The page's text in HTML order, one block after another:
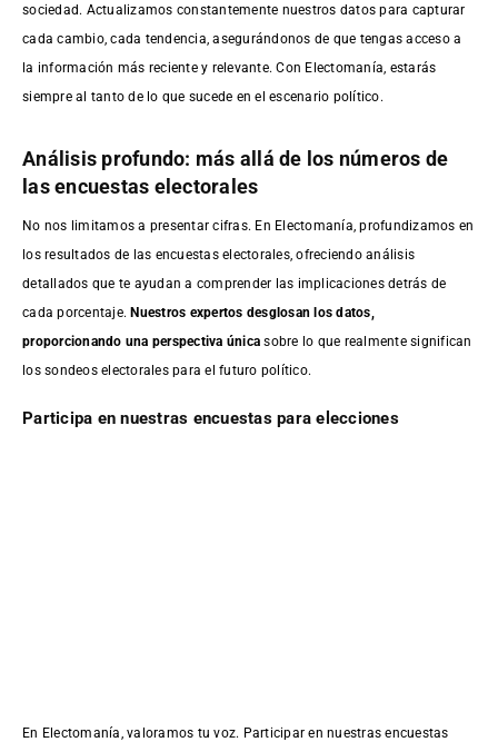
sociedad. Actualizamos constantemente nuestros datos para capturar
cada cambio, cada tendencia, asegurándonos de que tengas acceso a
la información más reciente y relevante. Con Electomanía, estarás
siempre al tanto de lo que sucede en el escenario político.
Análisis profundo: más allá de los números de
las encuestas electorales
No nos limitamos a presentar cifras. En Electomanía, profundizamos en
los resultados de las encuestas electorales, ofreciendo análisis
detallados que te ayudan a comprender las implicaciones detrás de
cada porcentaje.Nuestros expertos desglosan los datos,
proporcionando una perspectiva única sobre lo que realmente significan
los sondeos electorales para el futuro político.
Participa en nuestras encuestas para elecciones
En Electomanía, valoramos tu voz. Participar en nuestras encuestas